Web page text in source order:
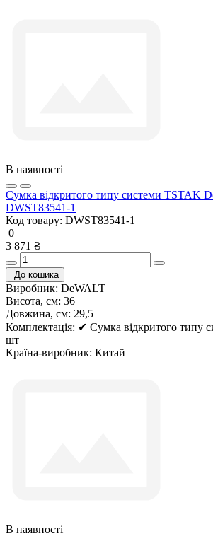
В наявності
Сумка відкритого типу системи TSTAK
DWST83541-1
Код товару: DWST83541-1
0
3 871 ₴
До кошика
Виробник: DeWALT
Висота, см: 36
Довжина, см: 29,5
Комплектація: ✔ Сумка відкритого типу
шт
Країна-виробник: Китай
В наявності